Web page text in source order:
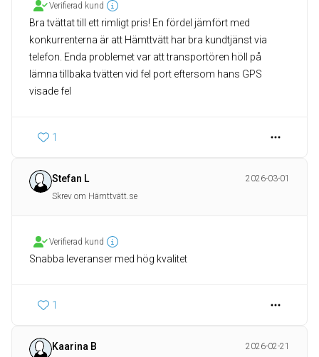
Verifierad kund
Bra tvättat till ett rimligt pris! En fördel jämfört med
konkurrenterna är att Hämttvätt har bra kundtjänst via
telefon. Enda problemet var att transportören höll på
lämna tillbaka tvätten vid fel port eftersom hans GPS
visade fel
1
Stefan L
2026-03-01
Skrev om Hämttvätt.se
Verifierad kund
Snabba leveranser med hög kvalitet
1
Kaarina B
2026-02-21